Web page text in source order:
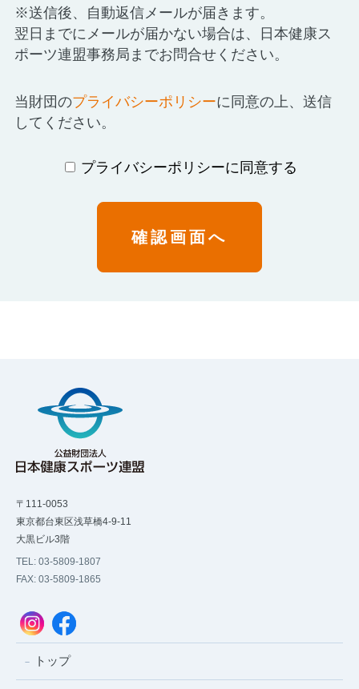
※送信後、自動返信メールが届きます。
翌日までにメールが届かない場合は、日本健康ス
ポーツ連盟事務局までお問合せください。
当財団のプライバシーポリシーに同意の上、送信
してください。
プライバシーポリシーに同意する
〒111-0053
東京都台東区浅草橋4-9-11
大黒ビル3階
TEL: 03-5809-1807
FAX: 03-5809-1865
トップ